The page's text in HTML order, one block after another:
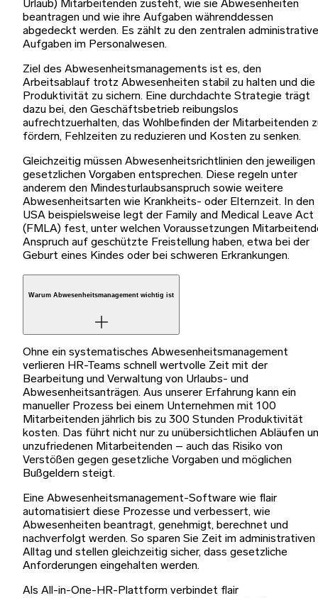
Urlaub) Mitarbeitenden zusteht, wie sie Abwesenheiten
beantragen und wie ihre Aufgaben währenddessen
abgedeckt werden. Es zählt zu den zentralen
Aufgaben im Personalwesen.
Ziel des Abwesenheitsmanagements ist es, den
Arbeitsablauf trotz Abwesenheiten stabil zu halten und die
Produktivität zu sichern. Eine durchdachte Strategie trägt
dazu bei, den Geschäftsbetrieb reibungslos
aufrechtzuerhalten, das Wohlbefinden der Mitarbeitenden
fördern, Fehlzeiten zu reduzieren und Kosten zu senken.
Gleichzeitig müssen Abwesenheitsrichtlinien den jeweiligen
gesetzlichen Vorgaben entsprechen. Diese regeln unter
anderem den Mindesturlaubsanspruch sowie weitere
Abwesenheitsarten wie Krankheits- oder Elternzeit. In den
USA beispielsweise legt der Family and Medical Leave Act
(FMLA) fest, unter welchen Voraussetzungen
Anspruch auf geschützte Freistellung haben, etwa bei der
Geburt eines Kindes oder bei schweren Erkrankungen.
Warum Abwesenheitsmanagement wichtig ist
Ohne ein systematisches Abwesenheitsmanagement
verlieren HR-Teams schnell wertvolle Zeit mit der
Bearbeitung und Verwaltung von Urlaubs- und
Abwesenheitsanträgen. Aus unserer Erfahrung kann ein
manueller Prozess bei einem Unternehmen mit 100
Mitarbeitenden jährlich bis zu 300 Stunden Produktivität
kosten. Das führt nicht nur zu unübersichtlichen Abläufen
unzufriedenen Mitarbeitenden – auch das Risiko von
Verstößen gegen gesetzliche Vorgaben und möglichen
Bußgeldern steigt.
Eine Abwesenheitsmanagement-Software wie flair
automatisiert diese Prozesse und verbessert, wie
Abwesenheiten beantragt, genehmigt, berechnet und
nachverfolgt werden. So sparen Sie Zeit im administrativen
Alltag und stellen gleichzeitig sicher, dass gesetzliche
Anforderungen eingehalten werden.
Als All-in-One-HR-Plattform verbindet flair